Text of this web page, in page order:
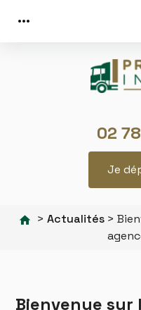
more_horiz
02
Je
> Actualités >
Bienvenue sur